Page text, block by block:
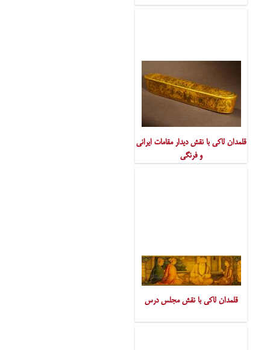
قلمدان لاکی با نقش دیدار مقامات ایرانی
و فرنگی
قلمدان لاکی با نقش مجلس درس